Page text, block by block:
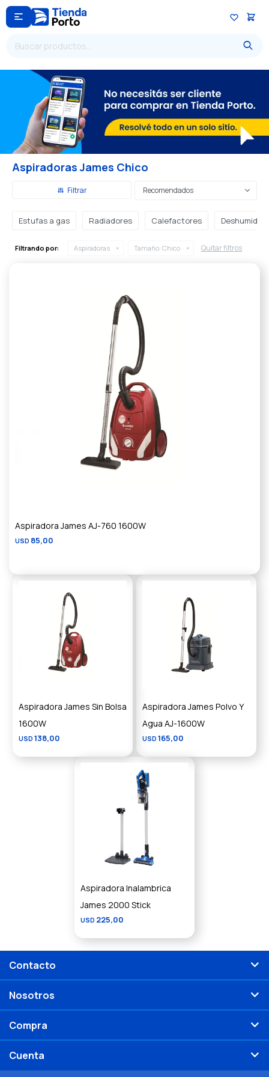

Aspiradoras James Chico
Recomendados
Estufas a gas Radiadores Calefactores
Filtrando por: Aspiradoras Tamaño: Chico Quitar filtros
Aspiradora James AJ-760 1600W
USD 85,00
Aspiradora James Sin Bolsa
1600W
USD 138,00
Aspiradora James Polvo Y
Agua AJ-1600W
USD 165,00
Aspiradora Inalambrica
James 2000 Stick
USD 225,00
Contacto
Nosotros
Compra
Cuenta